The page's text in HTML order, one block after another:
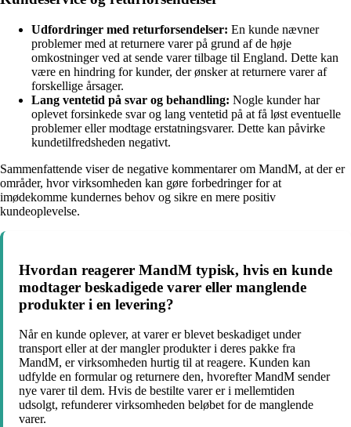
Udfordringer med returforsendelser: En kunde nævner
problemer med at returnere varer på grund af de høje
omkostninger ved at sende varer tilbage til England. Dette kan
være en hindring for kunder, der ønsker at returnere varer af
forskellige årsager.
Lang ventetid på svar og behandling: Nogle kunder har
oplevet forsinkede svar og lang ventetid på at få løst eventuelle
problemer eller modtage erstatningsvarer. Dette kan påvirke
kundetilfredsheden negativt.
Sammenfattende viser de negative kommentarer om MandM, at der er
områder, hvor virksomheden kan gøre forbedringer for at
imødekomme kundernes behov og sikre en mere positiv
kundeoplevelse.
Hvordan reagerer MandM typisk, hvis en kunde
modtager beskadigede varer eller manglende
produkter i en levering?
Når en kunde oplever, at varer er blevet beskadiget under
transport eller at der mangler produkter i deres pakke fra
MandM, er virksomheden hurtig til at reagere. Kunden kan
udfylde en formular og returnere den, hvorefter MandM sender
nye varer til dem. Hvis de bestilte varer er i mellemtiden
udsolgt, refunderer virksomheden beløbet for de manglende
varer.